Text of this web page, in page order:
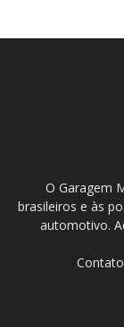
O Garagem
brasileiros e às
automotivo.